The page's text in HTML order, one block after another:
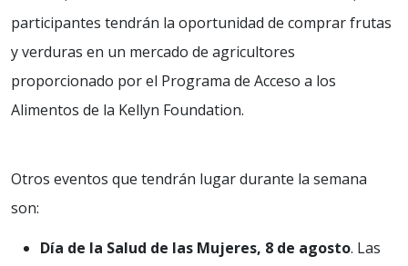
participantes tendrán la oportunidad de comprar frutas
y verduras en un mercado de agricultores
proporcionado por el Programa de Acceso a los
Alimentos de la Kellyn Foundation.
Otros eventos que tendrán lugar durante la semana
son:
Día de la Salud de las Mujeres, 8 de agosto. Las